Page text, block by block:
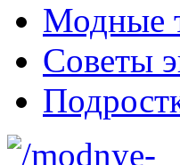
Модные
Советы